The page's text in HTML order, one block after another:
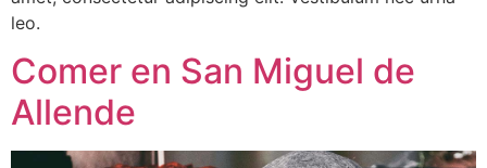
leo.
Comer en San Miguel de
Allende